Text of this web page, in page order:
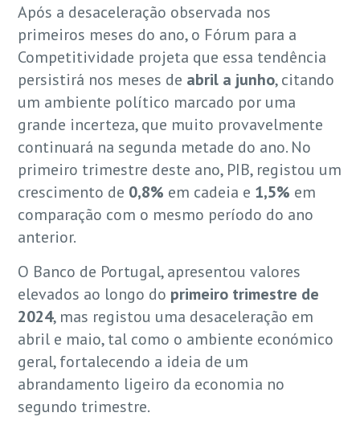
Após a desaceleração observada nos
primeiros meses do ano, o Fórum para a
Competitividade projeta que essa tendência
persistirá nos meses de abril a junho, citando
um ambiente político marcado por uma
grande incerteza, que muito provavelmente
continuará na segunda metade do ano. No
primeiro trimestre deste ano, PIB, registou um
crescimento de 0,8% em cadeia e 1,5% em
comparação com o mesmo período do ano
anterior.
O Banco de Portugal, apresentou valores
elevados ao longo do primeiro trimestre de
2024, mas registou uma desaceleração em
abril e maio, tal como o ambiente económico
geral, fortalecendo a ideia de um
abrandamento ligeiro da economia no
segundo trimestre.